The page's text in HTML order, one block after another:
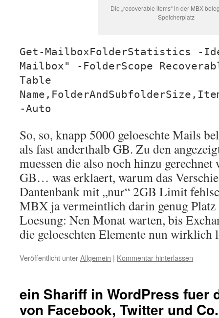
Die „recoverable items“ in der MBX
Speicherplatz
Get-MailboxFolderStatistics -
Mailbox" -FolderScope
Table
-Auto
So, so, knapp 5000 geloeschte Mails
als fast anderthalb GB. Zu den
muessen die also noch hinzu
GB… was erklaert, warum das
Dantenbank mit „nur“ 2GB Limit
MBX ja vermeintlich darin genug
Loesung: Nen Monat warten, bis
die geloeschten Elemente nun wirklich
Veröffentlicht unterAllgemein | Kommentar hinterlassen
ein Shariff in WordPress fuer
von Facebook, Twitter und Co.